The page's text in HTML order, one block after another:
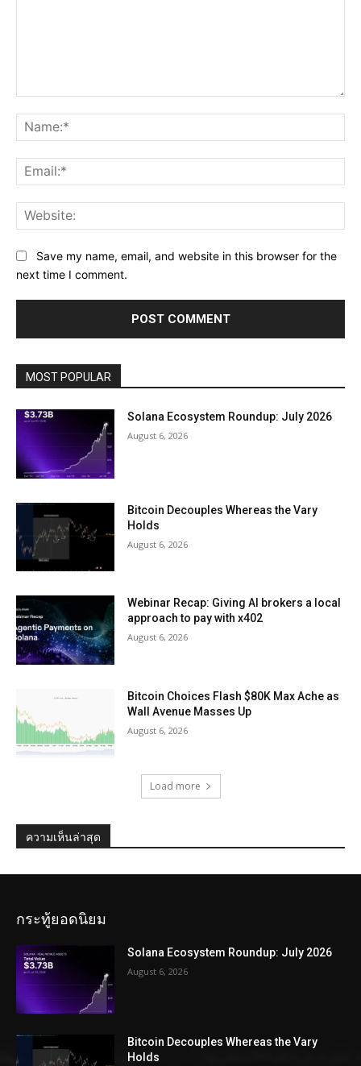
Save my name, email, and website in this browser for the
next time I comment.
MOST POPULAR
Solana Ecosystem Roundup: July 2026
August 6, 2026
Bitcoin Decouples Whereas the Vary
Holds
August 6, 2026
Webinar Recap: Giving AI brokers a local
approach to pay with x402
August 6, 2026
Bitcoin Choices Flash $80K Max Ache as
Wall Avenue Masses Up
August 6, 2026
Load more
ความเห็นล่าสุด
กระทู้ยอดนิยม
Solana Ecosystem Roundup: July 2026
August 6, 2026
Bitcoin Decouples Whereas the Vary
Holds